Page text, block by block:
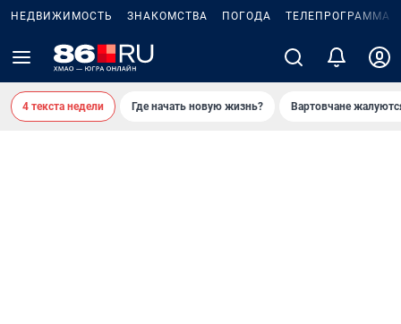
НЕДВИЖИМОСТЬ ЗНАКОМСТВА ПОГОДА ТЕЛЕПРОГРАММА
4 текста недели Где начать новую жизнь? Вартовчане